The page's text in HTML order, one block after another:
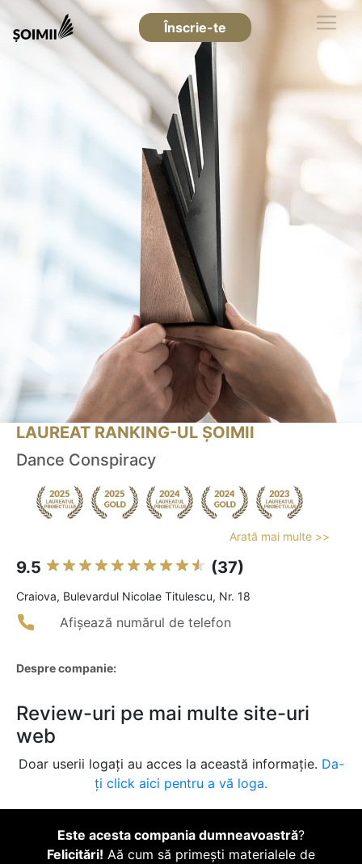
Înscrie-te
LAUREAT RANKING-UL ȘOIMII
Dance Conspiracy
Arată mai multe >>
9.5 (37)
Craiova, Bulevardul Nicolae Titulescu, Nr. 18
Afișează numărul de telefon
Despre companie:
Review-uri pe mai multe site-uri
web
Doar userii logați au acces la această informație. Da-
ți click aici pentru a vă loga.
Este acesta compania dumneavoastră?
Felicitări! Aă cum să primești materialele de